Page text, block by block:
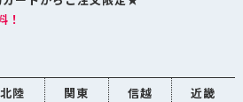
！
北陸 関東 信越
近畿